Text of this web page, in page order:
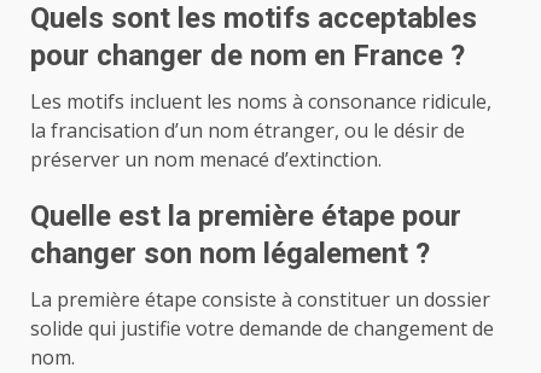
Quels sont les motifs acceptables
pour changer de nom en France ?
Les motifs incluent les noms à consonance ridicule,
la francisation d’un nom étranger, ou le désir de
préserver un nom menacé d’extinction.
Quelle est la première étape pour
changer son nom légalement ?
La première étape consiste à constituer un dossier
solide qui justifie votre demande de changement de
nom.